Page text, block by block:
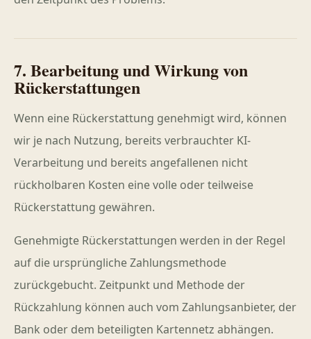
7. Bearbeitung und Wirkung von
Rückerstattungen
Wenn eine Rückerstattung genehmigt wird, können
wir je nach Nutzung, bereits verbrauchter KI-
Verarbeitung und bereits angefallenen nicht
rückholbaren Kosten eine volle oder teilweise
Rückerstattung gewähren.
Genehmigte Rückerstattungen werden in der Regel
auf die ursprüngliche Zahlungsmethode
zurückgebucht. Zeitpunkt und Methode der
Rückzahlung können auch vom Zahlungsanbieter, der
Bank oder dem beteiligten Kartennetz abhängen.